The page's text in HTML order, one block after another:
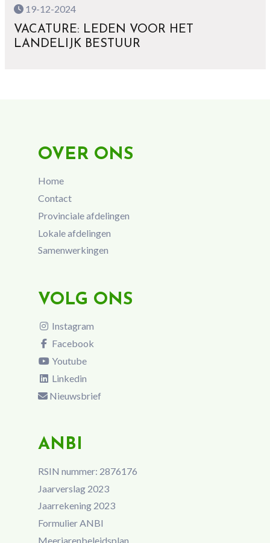
19-12-2024
VACATURE: LEDEN VOOR HET
LANDELIJK BESTUUR
OVER ONS
Home
Contact
Provinciale afdelingen
Lokale afdelingen
Samenwerkingen
VOLG ONS
Instagram
Facebook
Youtube
Linkedin
Nieuwsbrief
ANBI
RSIN nummer: 2876176
Jaarverslag 2023
Jaarrekening 2023
Formulier ANBI
Meerjarenbeleidsplan